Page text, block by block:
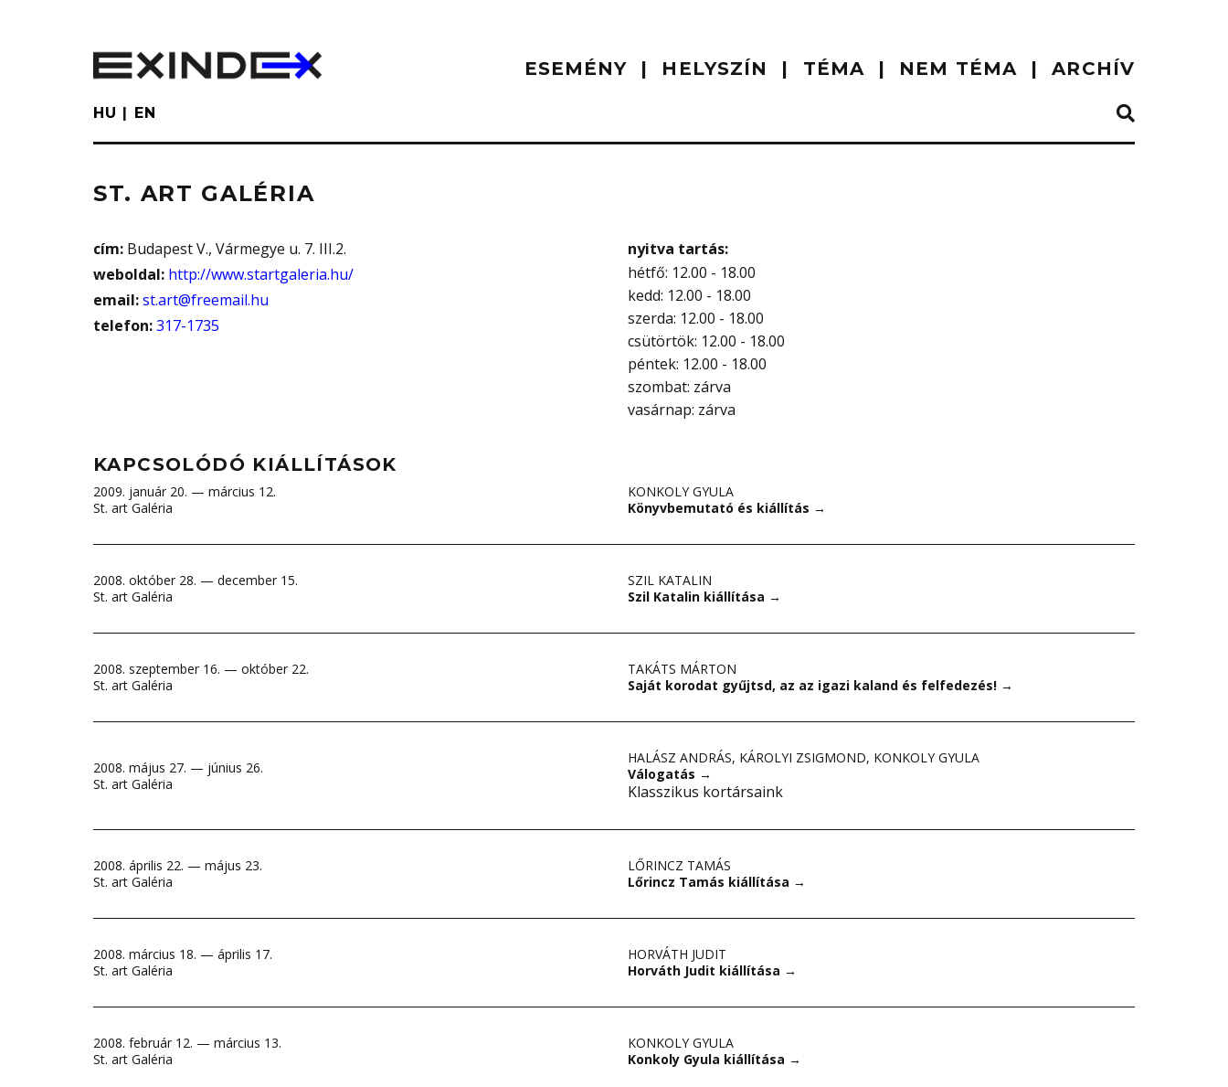
ESEMÉNY HELYSZÍN TÉMA NEM TÉMA ARCHÍV
HU EN
ST. ART GALÉRIA
cím: Budapest V., Vármegye u. 7. III.2.
weboldal: http://www.startgaleria.hu/
email:st.art@freemail.hu
telefon:317-1735
nyitva tartás:
hétfő: 12.00 - 18.00
kedd: 12.00 - 18.00
szerda: 12.00 - 18.00
csütörtök: 12.00 - 18.00
péntek: 12.00 - 18.00
szombat: zárva
vasárnap: zárva
KAPCSOLÓDÓ KIÁLLÍTÁSOK
2009. január 20. — március 12.
St. art Galéria
KONKOLY GYULA
Könyvbemutató és kiállítás →
2008. október 28. — december 15.
St. art Galéria
SZIL KATALIN
Szil Katalin kiállítása →
2008. szeptember 16. — október 22.
St. art Galéria
TAKÁTS MÁRTON
Saját korodat gyűjtsd, az az igazi kaland és felfedezés! →
2008. május 27. — június 26.
St. art Galéria
HALÁSZ ANDRÁS, KÁROLYI ZSIGMOND, KONKOLY GYULA
Válogatás →
Klasszikus kortársaink
2008. április 22. — május 23.
St. art Galéria
LŐRINCZ TAMÁS
Lőrincz Tamás kiállítása →
2008. március 18. — április 17.
St. art Galéria
HORVÁTH JUDIT
Horváth Judit kiállítása →
2008. február 12. — március 13.
St. art Galéria
KONKOLY GYULA
Konkoly Gyula kiállítása →